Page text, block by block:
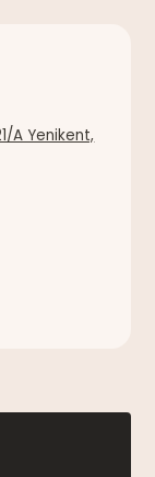
A Yenikent,